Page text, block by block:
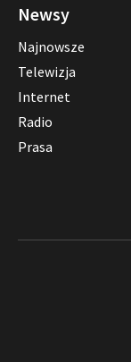
Newsy
Najnowsze
Telewizja
Internet
Radio
Prasa